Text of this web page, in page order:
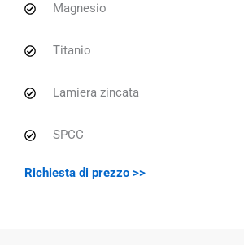
Magnesio
Titanio
Lamiera zincata
SPCC
Richiesta di prezzo >>